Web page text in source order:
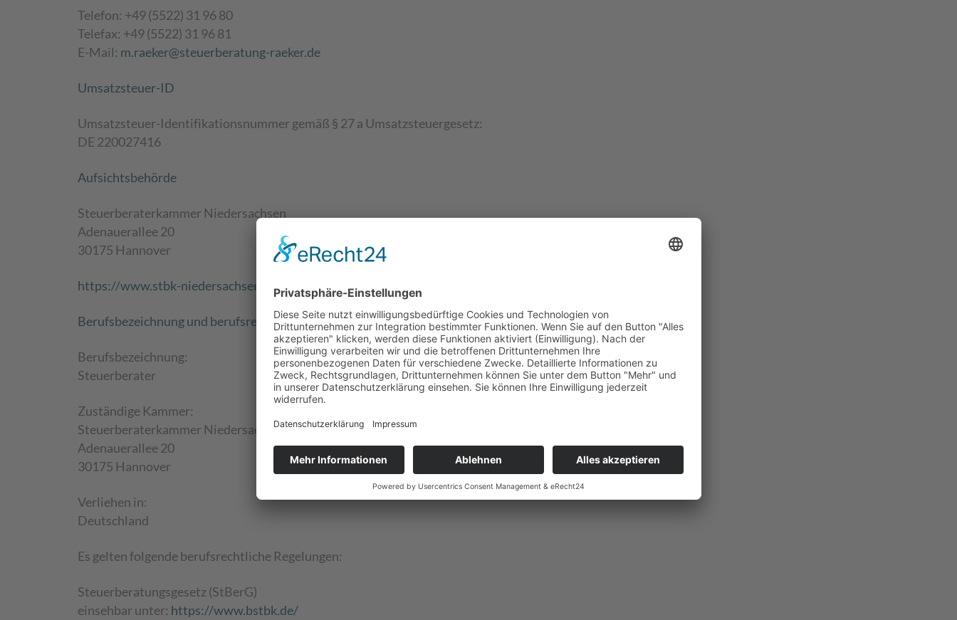
Telefon: +49 (5522) 31 96 80
Telefax: +49 (5522) 31 96 81
E-Mail: m.raeker@steuerberatung-raeker.de
Umsatzsteuer-ID
Umsatzsteuer-Identifikationsnummer gemäß § 27 a Umsatzsteuergesetz:
DE 220027416
Aufsichtsbehörde
Steuerberaterkammer Niedersachsen
Adenauerallee 20
30175 Hannover
https://www.stbk-niedersachsen.de/
Berufsbezeichnung und berufsrechtliche Regelungen
Berufsbezeichnung:
Steuerberater
Zuständige Kammer:
Steuerberaterkammer Niedersachsen
Adenauerallee 20
30175 Hannover
Verliehen in:
Deutschland
Es gelten folgende berufsrechtliche Regelungen:
Steuerberatungsgesetz (StBerG)
einsehbar unter: https://www.bstbk.de/